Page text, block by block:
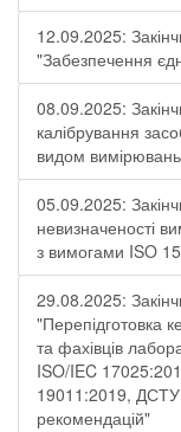
12.09.2025:
"Забезпечення
08.09.2025:
калібрування
видом
05.09.2025:
невизначеності
з вимогами ISO
29.08.2025:
"Перепідготовка
та фахівців
ISO/IEC
19011:2019,
рекомендацій"